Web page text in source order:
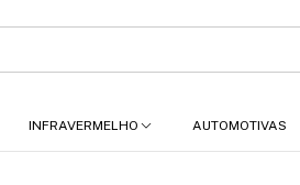
INFRAVERMELHO AUTOMOTIVAS